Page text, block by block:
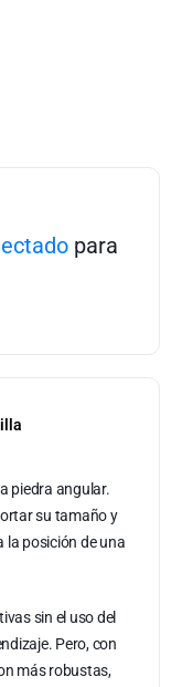
para
piedra angular.
su tamaño y
la posición de una
sin el uso del
Pero, con
más robustas,